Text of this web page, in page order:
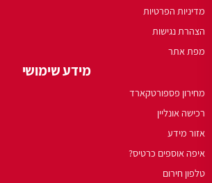
מדיניות הפרטיות
הצהרת נגישות
מפת אתר
מידע שימושי
מחירון פספורטקארד
רכישה אונליין
אזור מידע
איפה אוספים כרטיס?
טלפון חירום